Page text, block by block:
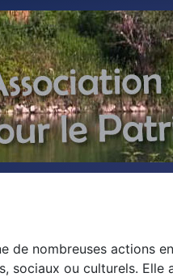
de nombreuses actions
sociaux ou culturels.